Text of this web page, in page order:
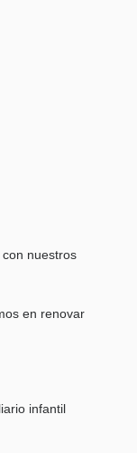
nuestros
en renovar
infantil